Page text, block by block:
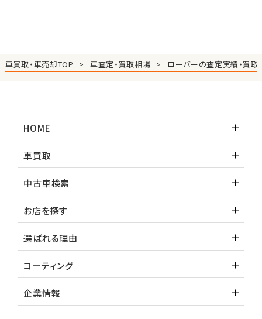
車買取・車売却TOP 車査定・買取相場 ローバーの査定実績・買取
HOME
車買取
中古車検索
お店を探す
選ばれる理由
コーティング
企業情報